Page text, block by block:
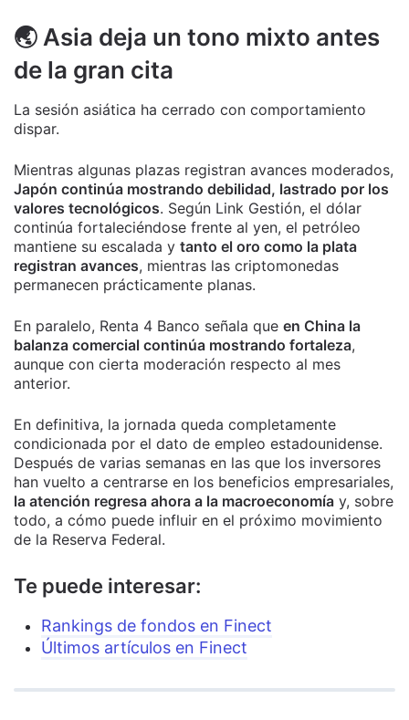
🌏 Asia deja un tono mixto antes
de la gran cita
La sesión asiática ha cerrado con comportamiento
dispar.
Mientras algunas plazas registran avances moderados,
Japón continúa mostrando debilidad, lastrado por los
valores tecnológicos. Según Link Gestión, el dólar
continúa fortaleciéndose frente al yen, el petróleo
mantiene su escalada y tanto el oro como la plata
registran avances, mientras las criptomonedas
permanecen prácticamente planas.
En paralelo, Renta 4 Banco señala que en China la
balanza comercial continúa mostrando fortaleza,
aunque con cierta moderación respecto al mes
anterior.
En definitiva, la jornada queda completamente
condicionada por el dato de empleo estadounidense.
Después de varias semanas en las que los inversores
han vuelto a centrarse en los beneficios empresariales,
la atención regresa ahora a la macroeconomía y, sobre
todo, a cómo puede influir en el próximo movimiento
de la Reserva Federal.
Te puede interesar:
Rankings de fondos en Finect
Últimos artículos en Finect